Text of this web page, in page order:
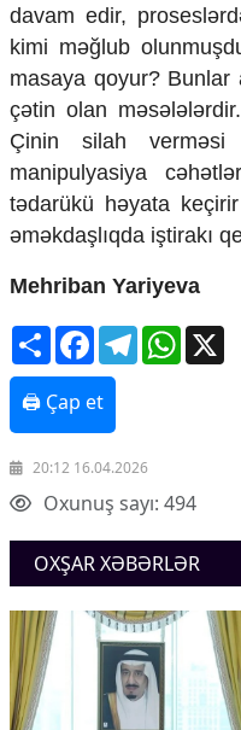
Cəmiyyət
Crossmedia.az - 1 yaş
Siyasət
Məhkəmə və hüquq
Ekologiya
Zəfər - 5
Gənclər və İdman
Media və QHT
Sağlamlıq
Sosium
Mənəvi dəyərlər
Texnologiya
Mətbuat-150
davam edir,
kimi məğlub
masaya qoyur? Bunlar
çətin olan
Çinin silah
manipulyasiya
tədarükü həyata
əməkdaşlıqda iştirakı
Mehriban Yariyeva
ShareFacebookTelegram
🖨 Çap et
20:12 16.04.2026
Oxunuş sayı: 494
OXŞAR XƏBƏRLƏR